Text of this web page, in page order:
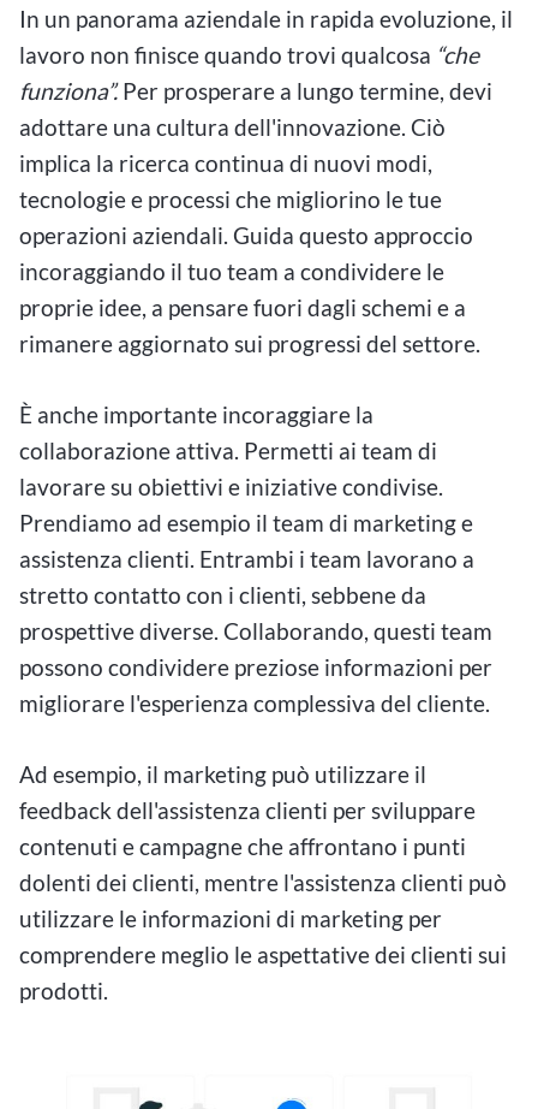
In un panorama aziendale in rapida evoluzione, il
lavoro non finisce quando trovi qualcosa “che
funziona”.Per prosperare a lungo termine, devi
adottare una cultura dell'innovazione. Ciò
implica la ricerca continua di nuovi modi,
tecnologie e processi che migliorino le tue
operazioni aziendali. Guida questo approccio
incoraggiando il tuo team a condividere le
proprie idee, a pensare fuori dagli schemi e a
rimanere aggiornato sui progressi del settore.
È anche importante incoraggiare la
collaborazione attiva. Permetti ai team di
lavorare su obiettivi e iniziative condivise.
Prendiamo ad esempio il team di marketing e
assistenza clienti. Entrambi i team lavorano a
stretto contatto con i clienti, sebbene da
prospettive diverse. Collaborando, questi team
possono condividere preziose informazioni per
migliorare l'esperienza complessiva del cliente.
Ad esempio, il marketing può utilizzare il
feedback dell'assistenza clienti per sviluppare
contenuti e campagne che affrontano i punti
dolenti dei clienti, mentre l'assistenza clienti può
utilizzare le informazioni di marketing per
comprendere meglio le aspettative dei clienti sui
prodotti.